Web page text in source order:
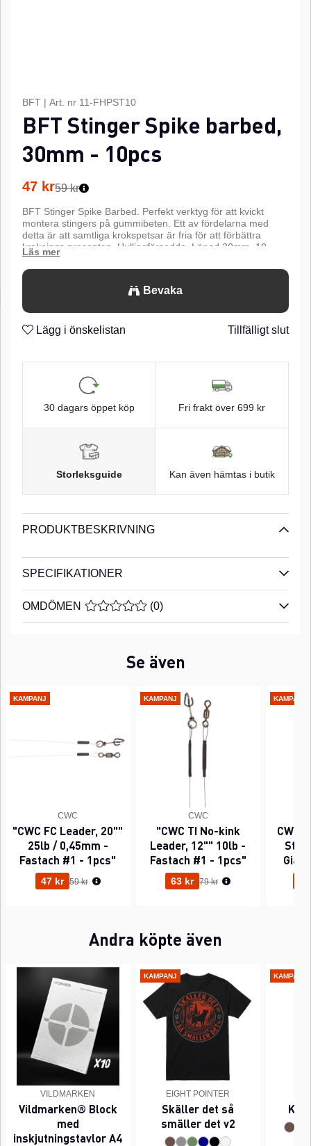
BFT | Art. nr 11-FHPST10
BFT Stinger Spike barbed,
30mm - 10pcs
47 kr59 kr
BFT Stinger Spike Barbed. Perfekt verktyg för att kvickt
montera stingers på gummibeten. Ett av fördelarna med
detta är att samtliga krokspetsar är fria för att förbättra
kroknings procenten. Hullingförsedda. Längd 30mm. 10
pcs.n
Svart galvaniserat rostfritt stål
Hullingförsett skaft
n
Flexibel ögla
Bevaka
Lägg i önskelistan Tillfälligt slut
30 dagars öppet köp Fri frakt över 699 kr
Storleksguide Kan även hämtas i butik
PRODUKTBESKRIVNING
SPECIFIKATIONER
OMDÖMEN MEDELBETYG 0 AV 5 ANTAL BETYG 0
(0)
Se även
KAMPANJ
CWC
"CWC FC Leader, 20""
25lb / 0,45mm -
Fastach #1 - 1pcs"
47 kr Ordinarie pris:
59 kr
KAMPANJ
CWC
"CWC TI No-kink
Leader, 12"" 10lb -
Fastach #1 - 1pcs"
63 kr Ordinarie pris:
79 kr
KAMPANJ
CWC
Andra köpte även
VILDMARKEN
Vildmarken® Block
med
inskjutningstavlor A4
KAMPANJ
EIGHT POINTER
Skäller det så
smäller det v2
KAMPANJ